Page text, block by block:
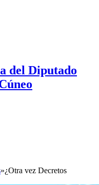
del Diputado
»¿Otra vez Decretos